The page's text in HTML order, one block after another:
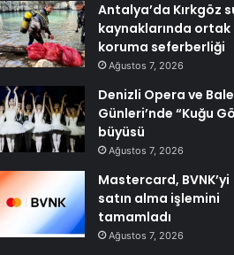
Antalya’da Kırkgöz
kaynaklarında ortak
koruma seferberliği
Ağustos 7, 2026
Denizli Opera ve Bale
Günleri’nde “Kuğu
büyüsü
Ağustos 7, 2026
Mastercard, BVNK’yi
satın alma işlemini
tamamladı
Ağustos 7, 2026